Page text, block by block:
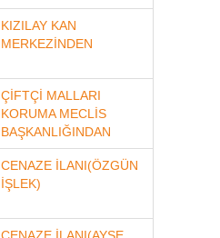
KIZILAY KAN
MERKEZİNDEN
ÇİFTÇİ MALLARI
KORUMA MECLİS
BAŞKANLIĞINDAN
CENAZE İLANI(ÖZGÜN
İŞLEK)